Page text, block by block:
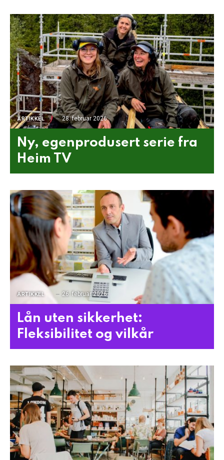
ARTIKKEL 28. februar 2026
Ny, egenprodusert serie fra
Heim TV
ARTIKKEL 26. februar 2026
Lån uten sikkerhet:
Fleksibilitet og vilkår